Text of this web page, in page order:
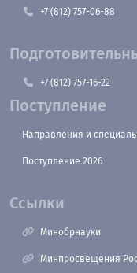
+7 (812) 757-06-88
+7 (812) 757-16-22
Поступление
Направления и
Поступление 2026
Ссылки
Минобрнауки
Минпросвещения